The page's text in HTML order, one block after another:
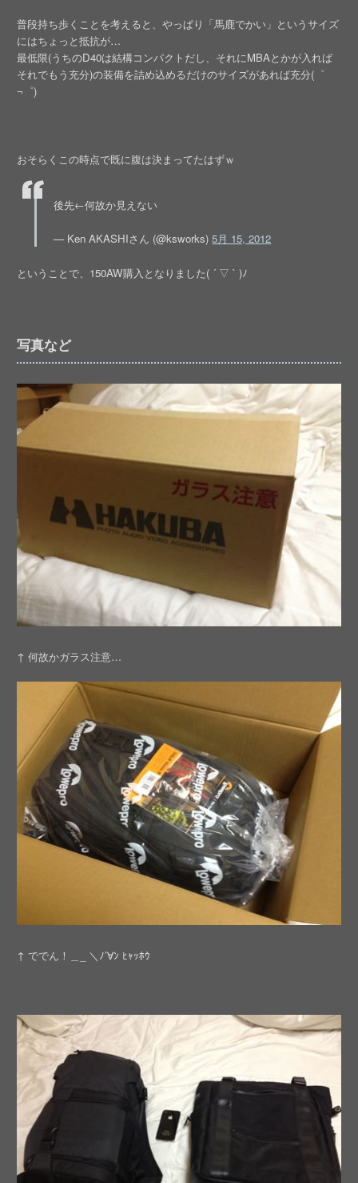
普段持ち歩くことを考えると、やっぱり「馬鹿でかい」というサイズ
にはちょっと抵抗が…
最低限(うちのD40は結構コンパクトだし、それにMBAとかが入れば
それでもう充分)の装備を詰め込めるだけのサイズがあれば充分(゜
¬゜)
おそらくこの時点で既に腹は決まってたはずｗ
後先←何故か見えない
— Ken AKASHIさん (@ksworks)5月 15, 2012
ということで、150AW購入となりました( ´ ▽ ` )ﾉ
写真など
↑ 何故かガラス注意…
↑ ででん！＿_ ＼ﾉ’∀ﾝ ﾋｬｯﾎｳ